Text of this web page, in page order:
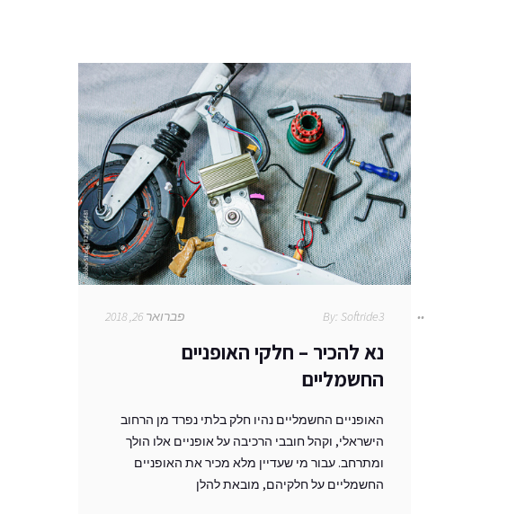
By: Softride3 פברואר 26, 2018
נא להכיר – חלקי האופניים
החשמליים
האופניים החשמליים נהיו חלק בלתי נפרד מן הרחוב
הישראלי, וקהל חובבי הרכיבה על אופניים אלו הולך
ומתרחב. עבור מי שעדיין מלא מכיר את האופניים
החשמליים על חלקיהם, מובאת להלן